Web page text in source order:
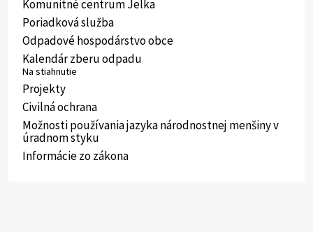
Komunitné centrum Jelka
Poriadková služba
Odpadové hospodárstvo obce
Kalendár zberu odpadu
Na stiahnutie
Projekty
Civilná ochrana
Možnosti používania jazyka národnostnej menšiny v
úradnom styku
Informácie zo zákona